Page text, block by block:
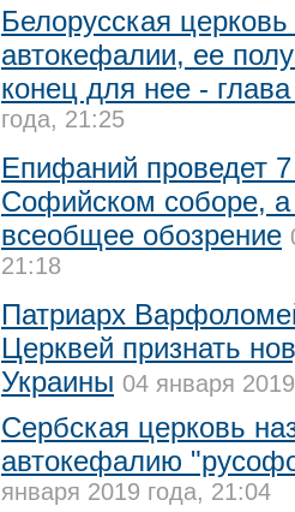
Белорусская
автокефалии, ее
конец для нее -
года, 21:25
Епифаний проведет
Софийском соборе,
всеобщее обозрение
21:18
Патриарх
Церквей признать
Украины 04 января
Сербская церковь
автокефалию
января 2019 года, 21:04